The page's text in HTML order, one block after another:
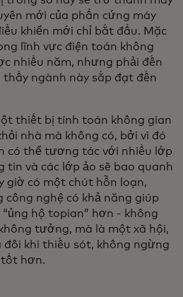
mới của phần cứng máy
khiển mới chỉ bắt đầu. Mặc
lĩnh vực điện toán không
nhiều năm, nhưng phải đến
ngành này sắp đạt đến
thiết bị tính toán không gian
nhà mà không có, bởi vì đó
có thể tương tác với nhiều lớp
tin và các lớp ảo sẽ bao quanh
giờ có một chút hỗn loạn,
nghệ có khả năng giúp
hộ topian” hơn - không
tưởng, mà là một xã hội,
đôi khi thiếu sót, không ngừng
hơn.